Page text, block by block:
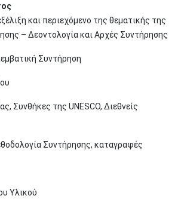
και περιεχόμενο της θεματικής της
– Δεοντολογία και Αρχές Συντήρησης
Συντήρηση
Συνθήκες της UNESCO, Διεθνείς
Συντήρησης, καταγραφές
Υλικού